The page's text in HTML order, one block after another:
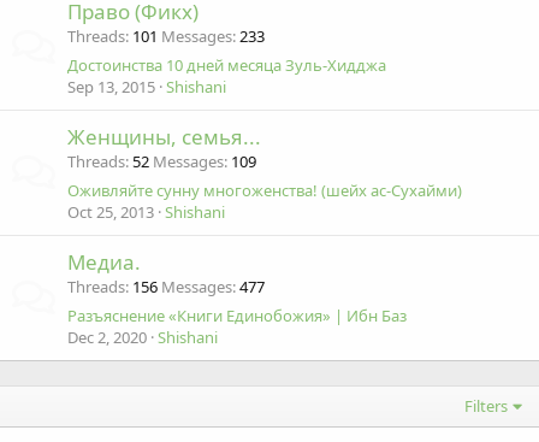
Право (Фикх)
Threads 101 Messages 233
Достоинства 10 дней месяца Зуль-Хидджа
Sep 13, 2015 Shishani
Женщины, семья...
Threads 52 Messages 109
Оживляйте сунну многоженства! (шейх ас-Сухайми)
Oct 25, 2013 Shishani
Медиа.
Threads 156 Messages 477
Разъяснение «Книги Единобожия» | Ибн Баз
Dec 2, 2020 Shishani
Filters